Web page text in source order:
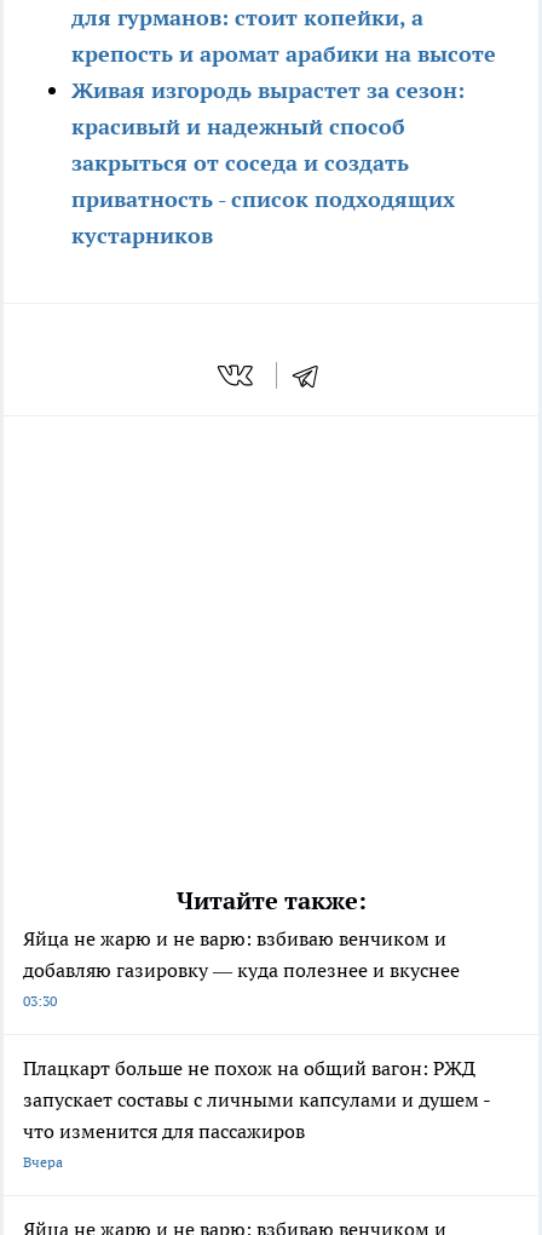
для гурманов: стоит копейки, а
крепость и аромат арабики на высоте
Живая изгородь вырастет за сезон:
красивый и надежный способ
закрыться от соседа и создать
приватность - список подходящих
кустарников
Читайте также:
Яйца не жарю и не варю: взбиваю венчиком и
добавляю газировку — куда полезнее и вкуснее
03:30
Плацкарт больше не похож на общий вагон: РЖД
запускает составы с личными капсулами и душем -
что изменится для пассажиров
Вчера
Яйца не жарю и не варю: взбиваю венчиком и